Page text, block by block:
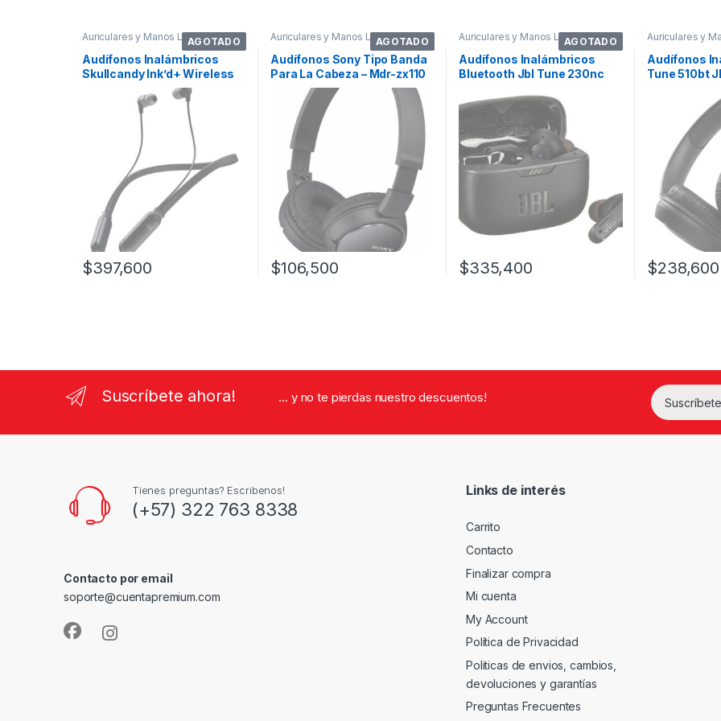
AGOTADO
Auriculares y Manos Libres
Audífonos Inalámbricos
Skullcandy Ink’d+ Wireless
$397,600
AGOTADO
Auriculares y Manos Libres
Audífonos Sony Tipo Banda
Para La Cabeza – Mdr-zx110
Color Negro
$106,500
AGOTADO
Auriculares y Manos Libres
Audífonos Inalámbricos
Bluetooth Jbl Tune 230nc
$335,400
Auriculares y
Audífonos
Tune 510bt
$238,600
Suscríbete ahora! ... y no te pierdas nuestro descuentos!
Tienes preguntas? Escribenos!
(+57) 322 763 8338
Contacto por email
soporte@cuentapremium.com
Links de interés
Carrito
Contacto
Finalizar compra
Mi cuenta
My Account
Política de Privacidad
Politicas de envios, cambios,
devoluciones y garantías
Preguntas Frecuentes